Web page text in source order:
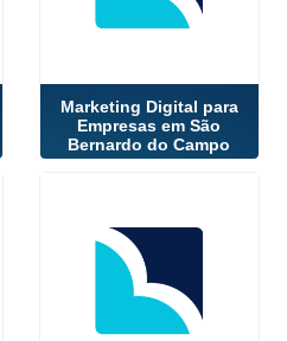
Marketing Digital para
Empresas em São
Bernardo do Campo